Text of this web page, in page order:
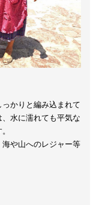
かりと編み込まれて
水に濡れても平気な
や山へのレジャー等